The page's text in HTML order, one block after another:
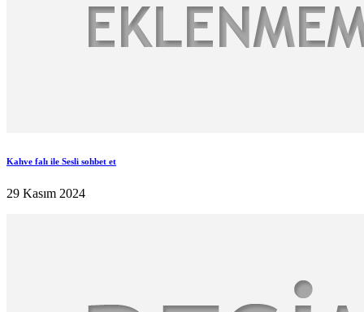
Kahve falı ile Sesli sohbet et
29 Kasım 2024